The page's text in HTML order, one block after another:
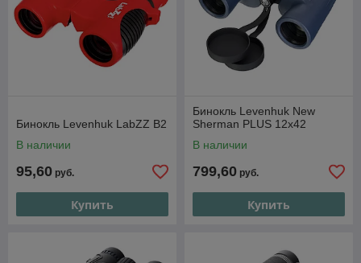
Бинокль Levenhuk LabZZ B2
В наличии
95,60 руб.
Купить
Бинокль Levenhuk New
Sherman PLUS 12x42
В наличии
799,60 руб.
Купить